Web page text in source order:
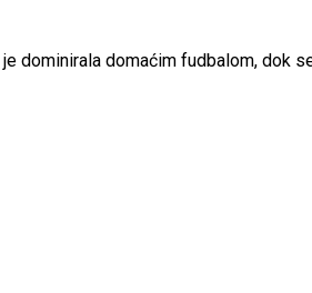
domaćim fudbalom, dok